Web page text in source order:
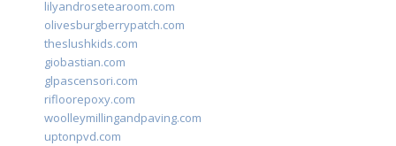
lilyandrosetearoom.com
olivesburgberrypatch.com
theslushkids.com
giobastian.com
glpascensori.com
rifloorepoxy.com
woolleymillingandpaving.com
uptonpvd.com